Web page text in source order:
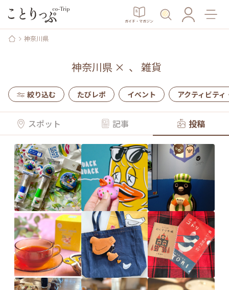
ガイド・マガジン
神奈川県
神奈川県 × 、 雑貨
絞り込む たびレポ イベント アクティビティ
スポット 記事 投稿